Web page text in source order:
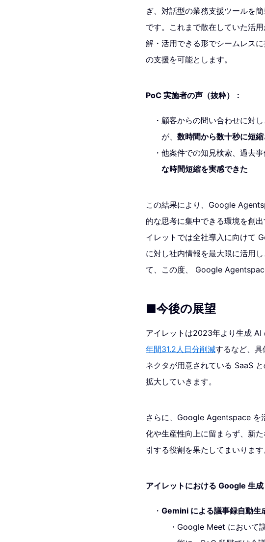
ぎ、対話型の業務支援ツールを
です。これまで散在していた活
解・活用できる形でシームレス
の支援を可能とします。
PoC 実施者の声（抜粋）：
顧客からの問い合わせに対
が、 数時間から数十秒に短
他案件での知見検索、過去
な時間短縮を実感できた
この結果により、Google
的な思考に集中できる環境を創
イレットでは全社導入に向けて
に対し社内情報を最大限に活用
て、この度、 Google
■今後の展望
アイレットは2023年より生成 AI
年間31.2人日分削減するなど、具
ネクタが用意されている SaaS
拡大していきます。
さらに、Google Agentspace を
化や生産性向上に留まらず、新
引する役割を果たしてまいります
アイレットにおける Google 生成
Gemini による議事録自動生
Google Meet において